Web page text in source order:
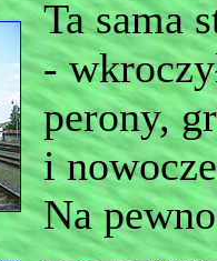
Ta sama
-
perony,
i
Na